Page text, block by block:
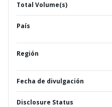
Total Volume(s)
País
Región
Fecha de divulgación
Disclosure Status